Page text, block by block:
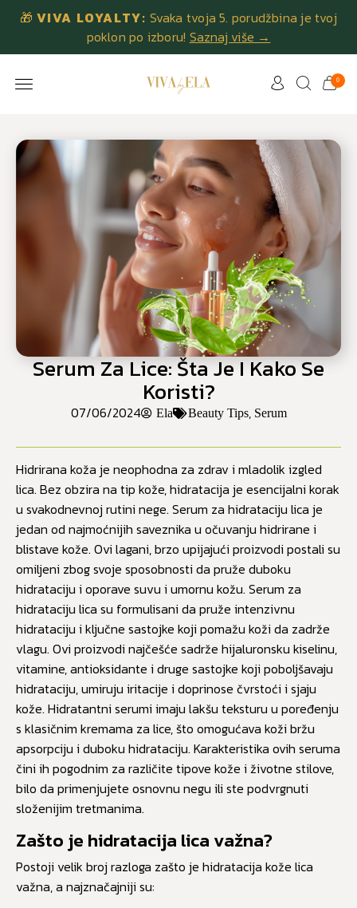
🎁 VIVA LOYALTY: Svaka tvoja 5. porudžbina je tvoj
poklon po izboru! Saznaj više →
0
Serum Za Lice: Šta Je I Kako Se
Koristi?
07/06/2024 Ela Beauty Tips, Serum
Hidrirana koža je neophodna za zdrav i mladolik izgled
lica. Bez obzira na tip kože, hidratacija je esencijalni korak
u svakodnevnoj rutini nege. Serum za hidrataciju lica je
jedan od najmoćnijih saveznika u očuvanju hidrirane i
blistave kože. Ovi lagani, brzo upijajući proizvodi postali su
omiljeni zbog svoje sposobnosti da pruže duboku
hidrataciju i oporave suvu i umornu kožu. Serum za
hidrataciju lica su formulisani da pruže intenzivnu
hidrataciju i ključne sastojke koji pomažu koži da zadrže
vlagu. Ovi proizvodi najčešće sadrže hijaluronsku kiselinu,
vitamine, antioksidante i druge sastojke koji poboljšavaju
hidrataciju, umiruju iritacije i doprinose čvrstoći i sjaju
kože. Hidratantni serumi imaju lakšu teksturu u poređenju
s klasičnim kremama za lice, što omogućava koži bržu
apsorpciju i duboku hidrataciju. Karakteristika ovih seruma
čini ih pogodnim za različite tipove kože i životne stilove,
bilo da primenjujete osnovnu negu ili ste podvrgnuti
složenijim tretmanima.
Zašto je hidratacija lica važna?
Postoji velik broj razloga zašto je hidratacija kože lica
važna, a najznačajniji su: